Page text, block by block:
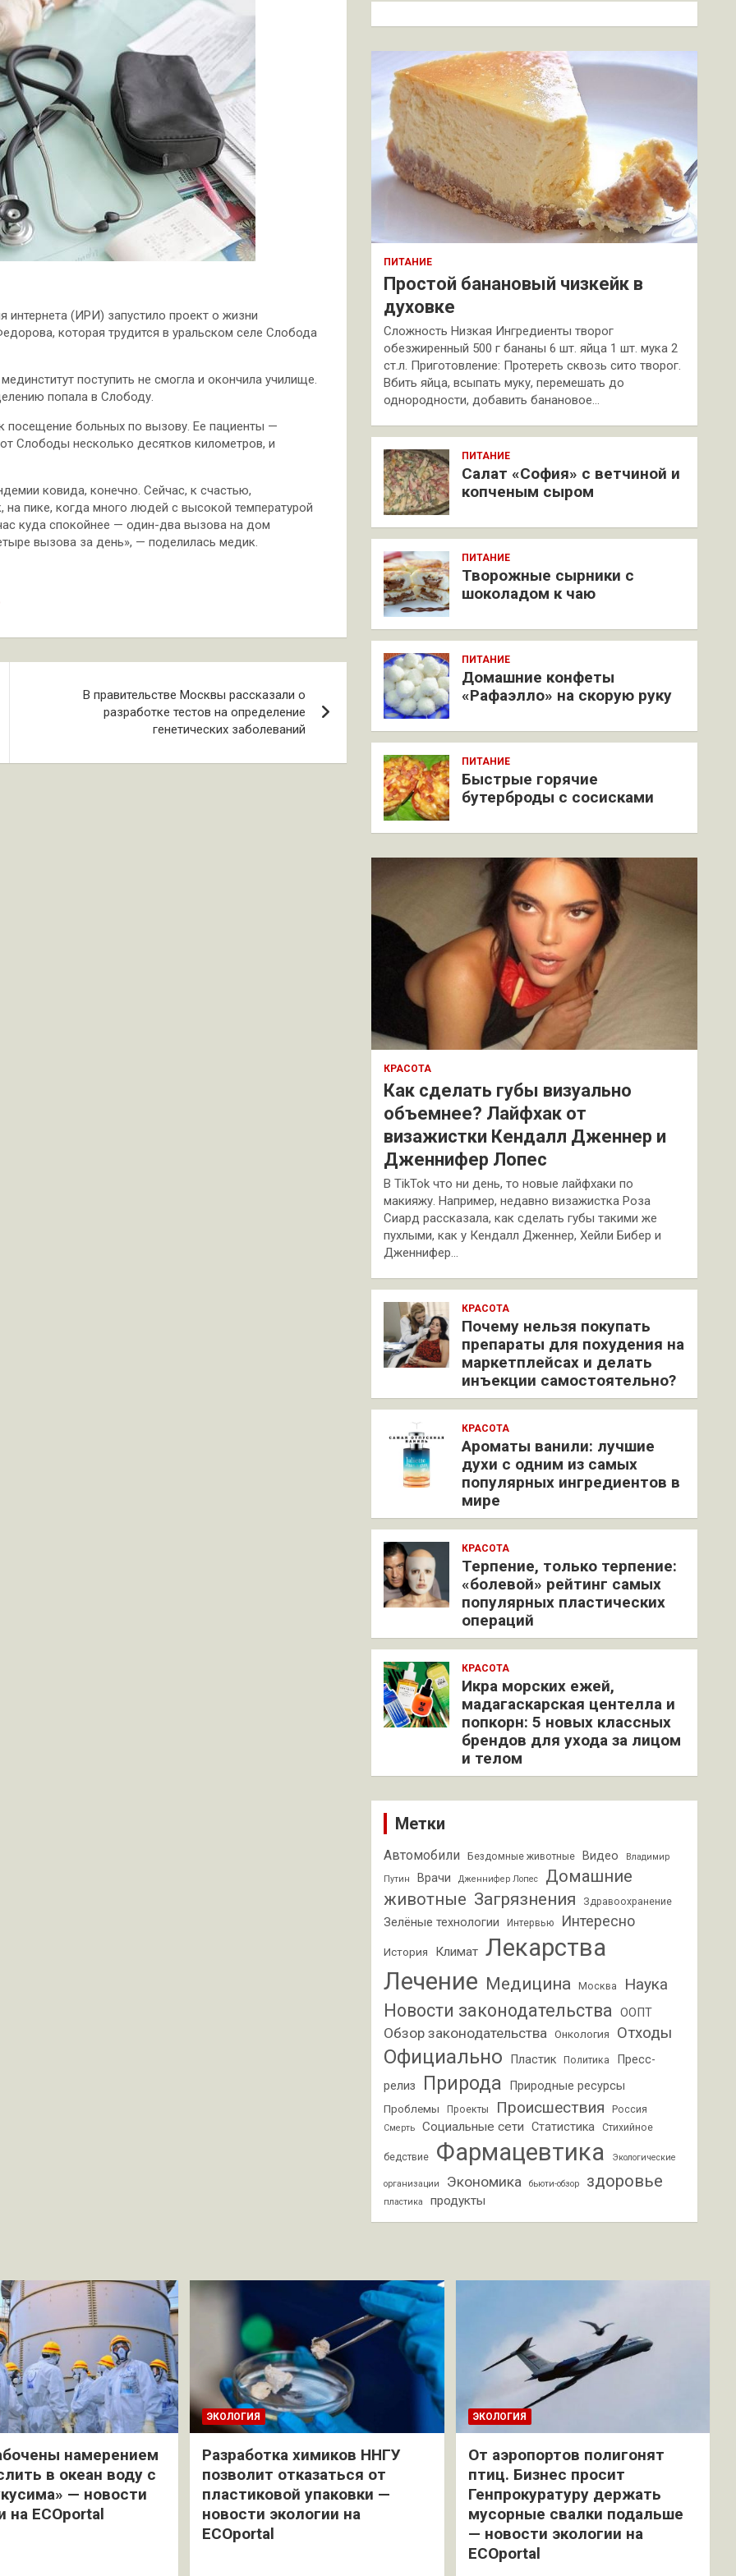
(ИРИ) запустило проект о жизни
которая трудится в уральском селе Слобода
поступить не смогла и окончила училище.
попала в Слободу.
посещение больных по вызову. Ее пациенты —
Слободы несколько десятков километров, и
ковида, конечно. Сейчас, к счастью,
пике, когда много людей с высокой температурой
куда спокойнее — один-два вызова на дом
вызова за день», — поделилась медик.
В правительстве Москвы рассказали о
разработке тестов на определение
генетических заболеваний
к
ПИТАНИЕ
Простой банановый чизкейк в
духовке
Сложность Низкая Ингредиенты творог
обезжиренный 500 г бананы 6 шт. яйца 1 шт. мука 2
ст.л. Приготовление: Протереть сквозь сито творог.
Вбить яйца, всыпать муку, перемешать до
однородности, добавить банановое…
ПИТАНИЕ
Салат «София» с ветчиной и
копченым сыром
ПИТАНИЕ
Творожные сырники с
шоколадом к чаю
ПИТАНИЕ
Домашние конфеты
«Рафаэлло» на скорую руку
ПИТАНИЕ
Быстрые горячие
бутерброды с сосисками
КРАСОТА
Как сделать губы визуально
объемнее? Лайфхак от
визажистки Кендалл Дженнер и
Дженнифер Лопес
В TikTok что ни день, то новые лайфхаки по
макияжу. Например, недавно визажистка Роза
Сиард рассказала, как сделать губы такими же
пухлыми, как у Кендалл Дженнер, Хейли Бибер и
Дженнифер…
КРАСОТА
Почему нельзя покупать
препараты для похудения на
маркетплейсах и делать
инъекции самостоятельно?
КРАСОТА
Ароматы ванили: лучшие
духи с одним из самых
популярных ингредиентов в
мире
КРАСОТА
Терпение, только терпение:
«болевой» рейтинг самых
популярных пластических
операций
КРАСОТА
Икра морских ежей,
мадагаскарская центелла и
попкорн: 5 новых классных
брендов для ухода за лицом
и телом
Метки
Автомобили Бездомные животные Видео Владимир
Путин Врачи Дженнифер Лопес
Домашние
животные Загрязнения Здравоохранение
Зелёные технологии Интервью Интересно
История Климат Лекарства
Лечение Медицина Москва Наука
Новости законодательства ООПТ
Обзор законодательства Онкология Отходы
Официально Пластик Политика
Пресс-
релиз
Природа Природные ресурсы
Проблемы Проекты Происшествия Россия
Смерть Социальные сети Статистика Стихийное
бедствие Фармацевтика Экологические
организации Экономика бьюти-обзор здоровье
пластика продукты
намерением
в океан воду с
— новости
на ECOportal
ЭКОЛОГИЯ
Разработка химиков ННГУ
позволит отказаться от
пластиковой упаковки —
новости экологии на
ECOportal
ЭКОЛОГИЯ
От аэропортов полигонят
птиц. Бизнес просит
Генпрокуратуру держать
мусорные свалки подальше
— новости экологии на
ECOportal